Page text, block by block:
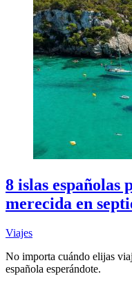
8 islas españolas
merecida en
Viajes
No importa cuándo elijas
española esperándote.